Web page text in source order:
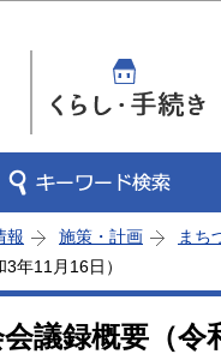
報 施策・計画
まち
年11月16日）
議録概要（令